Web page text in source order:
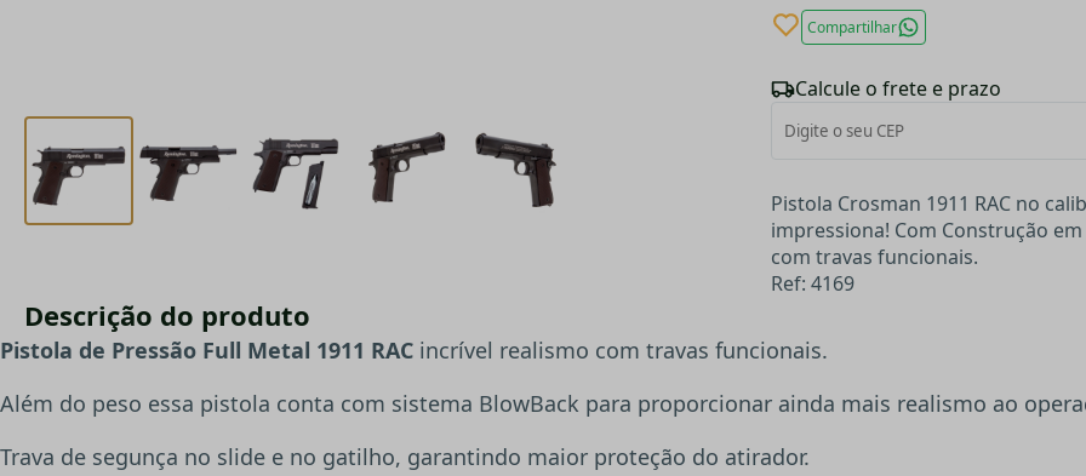
Compartilhar
Calcule o frete e prazo
Pistola Crosman 1911 RAC no
impressiona! Com Construção
com travas funcionais.
Ref: 4169
Descrição do produto
Pistola de Pressão Full Metal 1911 RAC incrível realismo com travas funcionais.
Além do peso essa pistola conta com sistema BlowBack para proporcionar ainda mais realismo ao
Trava de segunça no slide e no gatilho, garantindo maior proteção do atirador.